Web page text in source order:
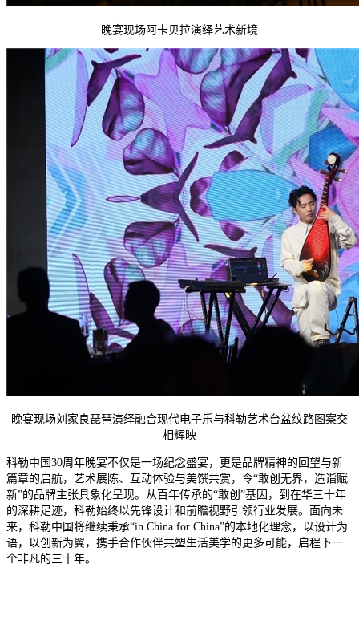
晚宴现场阿卡贝拉演绎艺术新境
晚宴现场刘家良琵琶演绎融合现代电子乐与科勒艺术台盆纹路图案交
相辉映
科勒中国30周年晚宴不仅是一场纪念盛宴，更是品牌精神的回望与新
篇章的启航，艺术展陈、互动体验与美馔共赏，令“敢创无界，造诣赋
新”的品牌主张具象化呈现。从百年传承的“敢创”基因，到在华三十年
的深耕足迹，科勒始终以先锋设计和前瞻视野引领行业发展。面向未
来，科勒中国将继续秉承“in China for China”的本地化理念，以设计为
语，以创新为翼，携手合作伙伴共塑生活美学的更多可能，启程下一
个非凡的三十年。